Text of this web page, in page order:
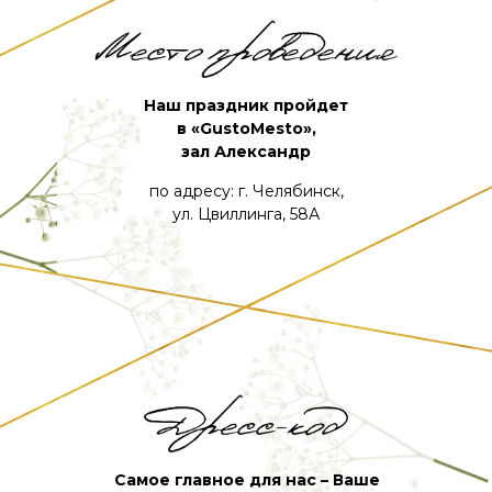
Самое главное для нас – Ваше
Наш праздник пройдет
в «GustoMesto»,
зал Александр
по адресу: г. Челябинск,
ул. Цвиллинга, 58А